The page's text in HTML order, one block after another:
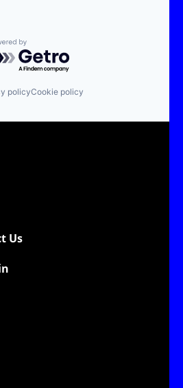
by Getro.com
policyCookie policy
Us